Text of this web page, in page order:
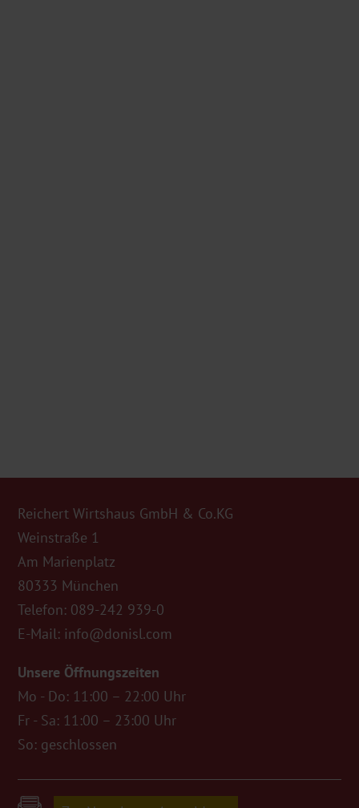
Reichert Wirtshaus GmbH & Co.KG
Weinstraße 1
Am Marienplatz
80333 München
Telefon: 089-242 939-0
E-Mail: info@donisl.com
Unsere Öffnungszeiten
Mo - Do: 11:00 – 22:00 Uhr
Fr - Sa: 11:00 – 23:00 Uhr
So: geschlossen